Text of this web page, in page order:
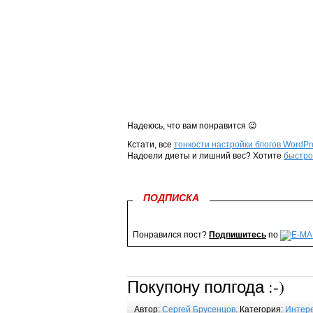
Надеюсь, что вам понравится 😉
Кстати, все тонкости настройки блогов
Надоели диеты и лишний вес? Хотите
ПОДПИСКА
Понравился пост?Подпишитесь по
Покупону полгода :-)
Автор: Сергей Брусенцов. Категория: